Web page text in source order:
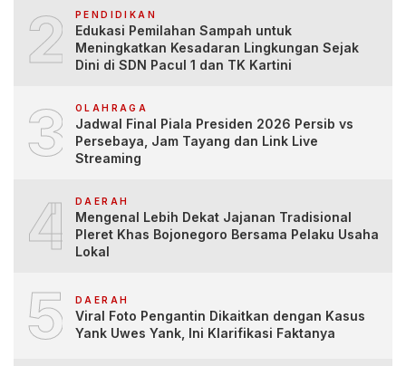
2 PENDIDIKAN
Edukasi Pemilahan Sampah untuk
Meningkatkan Kesadaran Lingkungan Sejak
Dini di SDN Pacul 1 dan TK Kartini
3 OLAHRAGA
Jadwal Final Piala Presiden 2026 Persib vs
Persebaya, Jam Tayang dan Link Live
Streaming
4 DAERAH
Mengenal Lebih Dekat Jajanan Tradisional
Pleret Khas Bojonegoro Bersama Pelaku Usaha
Lokal
5 DAERAH
Viral Foto Pengantin Dikaitkan dengan Kasus
Yank Uwes Yank, Ini Klarifikasi Faktanya